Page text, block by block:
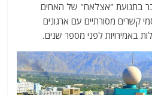
בתנועת "אצלאח" של האחים
מסורתיים עם ארגונים
באמירויות לפני מספר שנים.